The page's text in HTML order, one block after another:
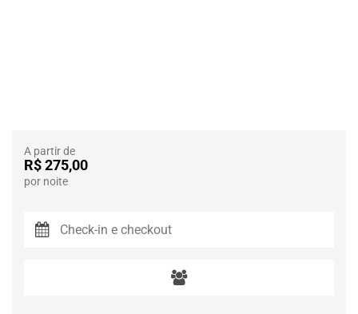
A partir de
R$ 275,00
por noite